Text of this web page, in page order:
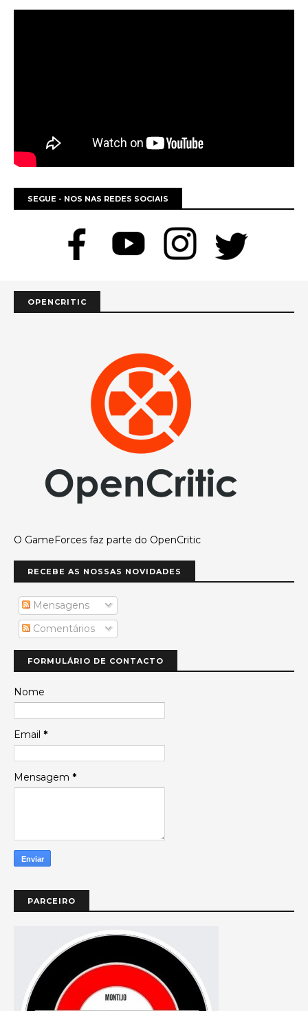
SEGUE - NOS NAS REDES SOCIAIS
OPENCRITIC
O GameForces faz parte do OpenCritic
RECEBE AS NOSSAS NOVIDADES
Mensagens
Comentários
FORMULÁRIO DE CONTACTO
Nome
Email *
Mensagem *
PARCEIRO